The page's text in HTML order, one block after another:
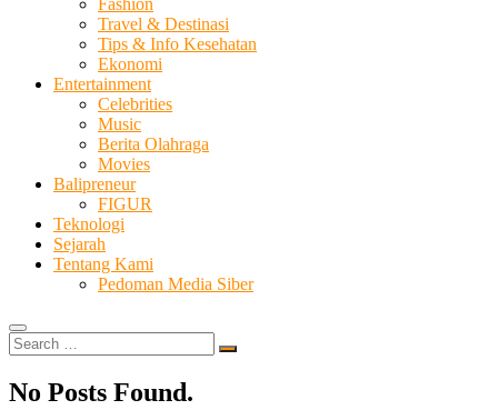
Fashion
Travel & Destinasi
Tips & Info Kesehatan
Ekonomi
Entertainment
Celebrities
Music
Berita Olahraga
Movies
Balipreneur
FIGUR
Teknologi
Sejarah
Tentang Kami
Pedoman Media Siber
Search
…
No Posts Found.